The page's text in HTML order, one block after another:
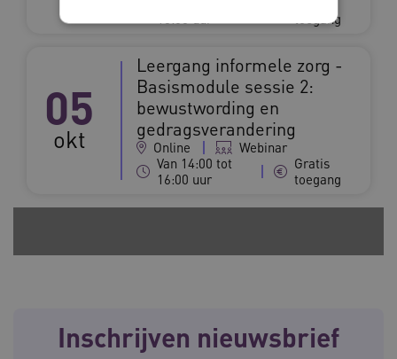
16:00 uur
toegang
05
okt
Leergang informele zorg -
Basismodule sessie 2:
bewustwording en
gedragsverandering
Online
Webinar
Van 14:00 tot
16:00 uur
Gratis
toegang
Inschrijven nieuwsbrief
Noodzakelijke cookies
Analytische cookies
Marketing cookies
Deze functionele en technische cookies zorgen
ervoor dat de website werkt. Deze cookies
worden altijd geplaatst en maken geen inbreuk
Domein
UMB_SESSION
www.waardigheidentrots.nl